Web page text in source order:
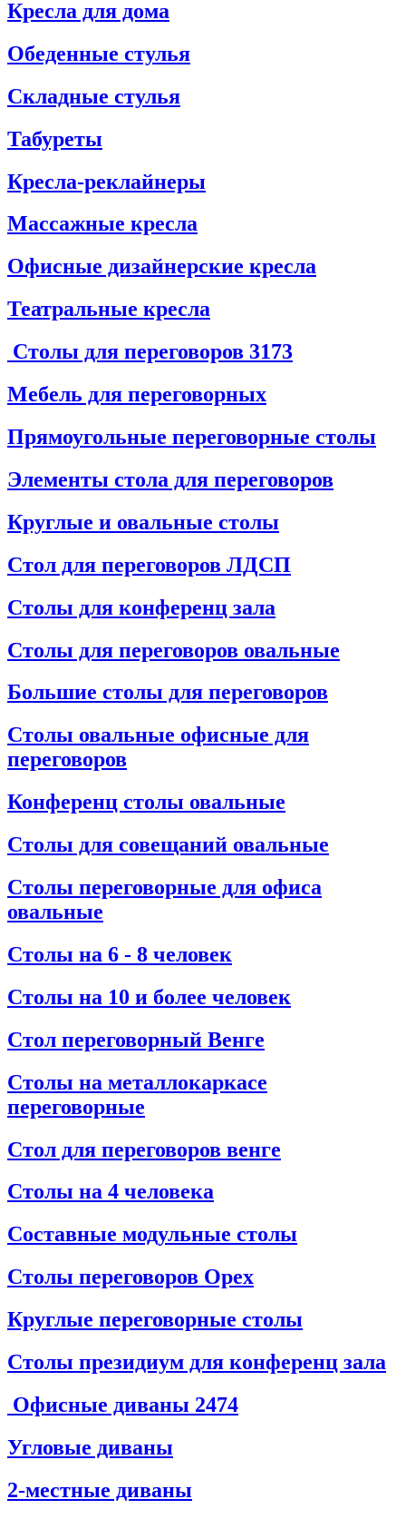
Кресла для дома
Обеденные стулья
Складные стулья
Табуреты
Кресла-реклайнеры
Массажные кресла
Офисные дизайнерские кресла
Театральные кресла
Столы для переговоров 3173
Мебель для переговорных
Прямоугольные переговорные столы
Элементы стола для переговоров
Круглые и овальные столы
Стол для переговоров ЛДСП
Столы для конференц зала
Столы для переговоров овальные
Большие столы для переговоров
Столы овальные офисные для
переговоров
Конференц столы овальные
Столы для совещаний овальные
Столы переговорные для офиса
овальные
Столы на 6 - 8 человек
Столы на 10 и более человек
Стол переговорный Венге
Столы на металлокаркасе
переговорные
Стол для переговоров венге
Столы на 4 человека
Составные модульные столы
Столы переговоров Орех
Круглые переговорные столы
Столы президиум для конференц зала
Офисные диваны 2474
Угловые диваны
2-местные диваны